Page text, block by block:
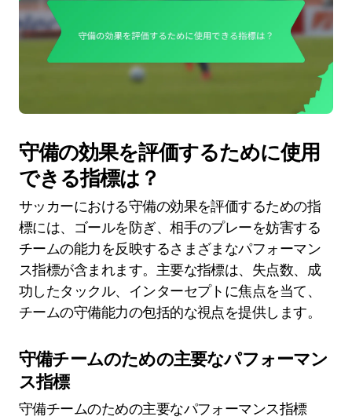
守備の効果を評価するために使用
できる指標は？
サッカーにおける守備の効果を評価するための指
標には、ゴールを防ぎ、相手のプレーを妨害する
チームの能力を反映するさまざまなパフォーマン
ス指標が含まれます。主要な指標は、失点数、成
功したタックル、インターセプトに焦点を当て、
チームの守備能力の包括的な視点を提供します。
守備チームのための主要なパフォーマン
ス指標
守備チームのための主要なパフォーマンス指標